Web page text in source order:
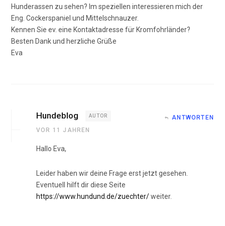
Hunderassen zu sehen? Im speziellen interessieren mich der
Eng. Cockerspaniel und Mittelschnauzer.
Kennen Sie ev. eine Kontaktadresse für Kromfohrländer?
Besten Dank und herzliche Grüße
Eva
Hundeblog AUTOR
VOR 11 JAHREN
ANTWORTEN
Hallo Eva,
Leider haben wir deine Frage erst jetzt gesehen.
Eventuell hilft dir diese Seite
https://www.hundund.de/zuechter/weiter.